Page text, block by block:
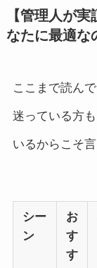
【管理人が
なたに最適な
ここまで読ん
迷っている方
いるからこそ
シー
ン
お
す
す